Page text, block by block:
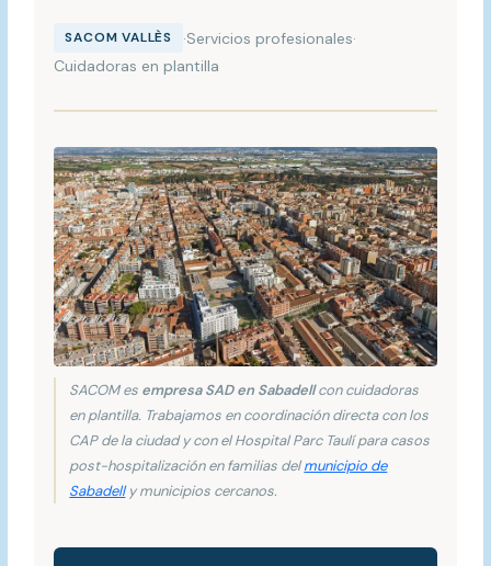
SACOM VALLÈS ·Servicios profesionales·
Cuidadoras en plantilla
SACOM es empresa SAD en Sabadellcon cuidadoras
en plantilla. Trabajamos en coordinación directa con los
CAP de la ciudad y con el Hospital Parc Taulí para casos
post-hospitalización en familias delmunicipio de
Sabadelly municipios cercanos.